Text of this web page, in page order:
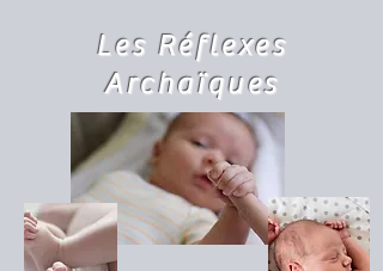
Les Réflexes
Archaïques